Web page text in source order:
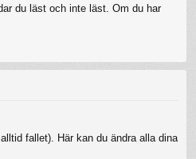
du läst och inte läst. Om du har
fallet). Här kan du ändra alla dina